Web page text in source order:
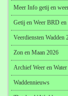
Meer Info getij en
Getij en Weer BRD
Veerdiensten Wadden
Zon en Maan 2026
Archief Weer en Water
Waddennieuws